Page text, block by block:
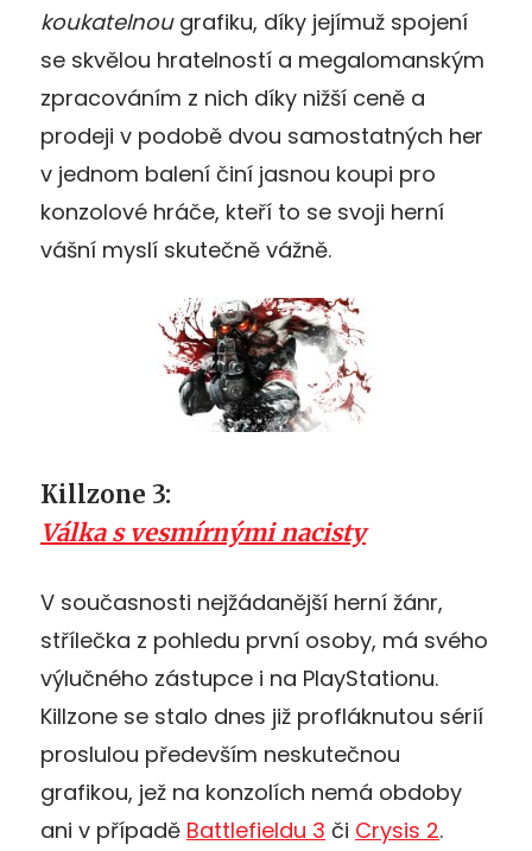
koukatelnougrafiku, díky jejímuž spojení
se skvělou hratelností a megalomanským
zpracováním z nich díky nižší ceně a
prodeji v podobě dvou samostatných her
v jednom balení činí jasnou koupi pro
konzolové hráče, kteří to se svoji herní
vášní myslí skutečně vážně.
Killzone 3:
Válka s vesmírnými nacisty
V současnosti nejžádanější herní žánr,
střílečka z pohledu první osoby, má svého
výlučného zástupce i na PlayStationu.
Killzone se stalo dnes již profláknutou sérií
proslulou především neskutečnou
grafikou, jež na konzolích nemá obdoby
ani v případě Battlefieldu 3 či Crysis 2.